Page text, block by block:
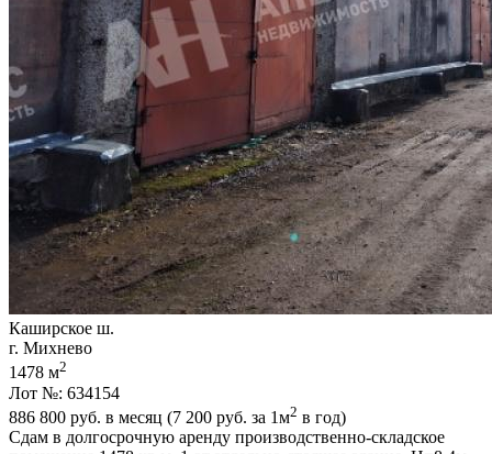
Каширское ш.
г. Михнево
1478 м2
Лот №: 634154
886 800 руб. в месяц (7 200 руб. за 1м2 в год)
Сдам в долгосрочную аренду производственно-складское